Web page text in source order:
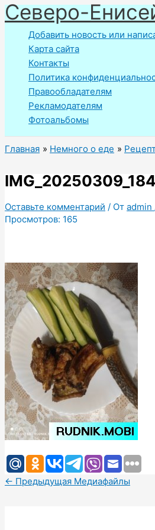
Перейти
к
содержимому
Северо-
Добавить новость или
Карта сайта
Контакты
Политика
Правообладателям
Рекламодателям
Фотоальбомы
Главная Немного о еде
Оставьте комментарий / От admin
Просмотров: 165
← Предыдущая Медиафайлы